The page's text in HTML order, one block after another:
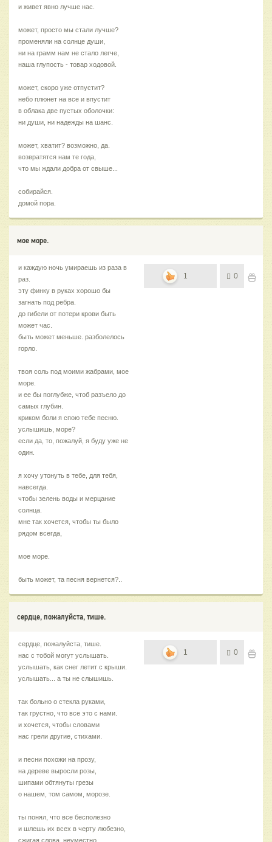
и живет явно лучше нас.
может, просто мы стали лучше?
променяли на солнце души,
ни на грамм нам не стало легче,
наша глупость - товар ходовой.
может, скоро уже отпустит?
небо плюнет на все и впустит
в облака две пустых оболочки:
ни души, ни надежды на шанс.
может, хватит? возможно, да.
возвратятся нам те года,
что мы ждали добра от свыше...
собирайся.
домой пора.
мое море.
и каждую ночь умираешь из раза в
раз.
эту финку в руках хорошо бы
загнать под ребра.
до гибели от потери крови быть
может час.
быть может меньше. разболелось
горло.
твоя соль под моими жабрами, мое
море.
и ее бы поглубже, чтоб разъело до
самых глубин.
криком боли я спою тебе песню.
услышишь, море?
если да, то, пожалуй, я буду уже не
один.
я хочу утонуть в тебе, для тебя,
навсегда.
чтобы зелень воды и мерцание
солнца.
мне так хочется, чтобы ты было
рядом всегда,
мое море.
быть может, та песня вернется?..
1 0
сердце, пожалуйста, тише.
сердце, пожалуйста, тише.
нас с тобой могут услышать.
услышать, как снег летит с крыши.
услышать... а ты не слышишь.
так больно о стекла руками,
так грустно, что все это с нами.
и хочется, чтобы словами
нас грели другие, стихами.
и песни похожи на прозу,
на дереве выросли розы,
шипами обтянуты грезы
о нашем, том самом, морозе.
ты понял, что все бесполезно
и шлешь их всех в черту любезно,
сжигая слова, неуместно
1 0